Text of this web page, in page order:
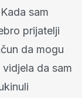
sam
prijatelji
da mogu
da sam